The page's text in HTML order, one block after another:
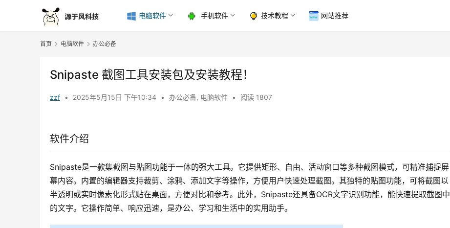
电脑软件 手机软件 技术教程 网站推荐
首页 电脑软件 办公必备
Snipaste 截图工具安装包及安装教程！
zzf • 2025年5月15日 下午10:34 • 办公必备, 电脑软件 • 阅读 1807
软件介绍
Snipaste是一款集截图与贴图功能于一体的强大工具。它提供矩形、自由、活动窗口等多种截图模式，可精准捕捉屏
幕内容。内置的编辑器支持裁剪、涂鸦、添加文字等操作，方便用户快速处理截图。其独特的贴图功能，可将截图以
半透明或实时像素化形式贴在桌面，方便对比和参考。此外，Snipaste还具备OCR文字识别功能，能快速提取截图中
的文字。它操作简单、响应迅速，是办公、学习和生活中的实用助手。